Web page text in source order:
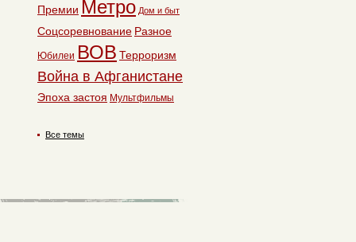
Премии Метро Дом и быт
Соцсоревнование Разное
Юбилеи ВОВ Терроризм
Война в Афганистане
Эпоха застоя Мультфильмы
Все темы